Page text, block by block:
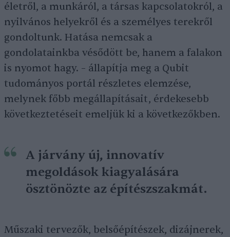
életről, a munkáról, a társas kapcsolatokról, a
nyilvános helyekről és a személyes terekről
gondoltunk. Hatása nemcsak a
gondolatainkba vésődött be, hanem a falakon
is nyomot hagy. – állapítja meg a Qubit
tudományos portál részletes elemzése,
melynek főbb megállapításait, érdekesebb
következtetéseit emeljük ki a következőkben.
A járvány új, innovatív
megoldások kiagyalására
ösztönözte az építészszakmát.
Műszaki tervezők, belsőépítészek, dizájnerek,